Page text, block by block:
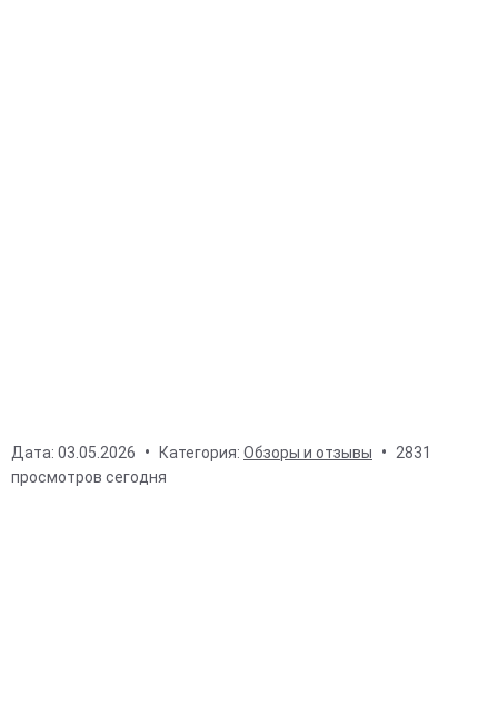
Дата: 03.05.2026 Категория: Обзоры и отзывы
2831
просмотров сегодня